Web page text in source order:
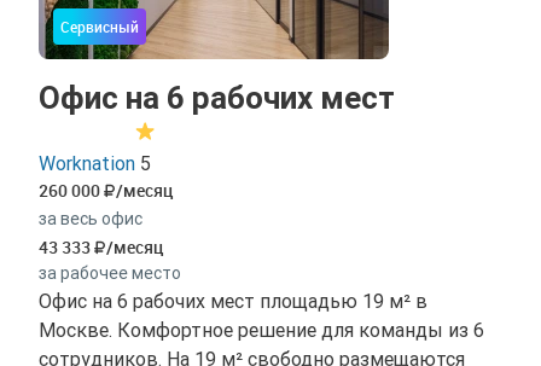
Сервисный
Офис на 6 рабочих мест
Worknation 5
260 000 /месяц
за весь офис
43 333 /месяц
за рабочее место
Офис на 6 рабочих мест площадью 19 м² в
Москве. Комфортное решение для команды из 6
сотрудников. На 19 м² свободно размещаются